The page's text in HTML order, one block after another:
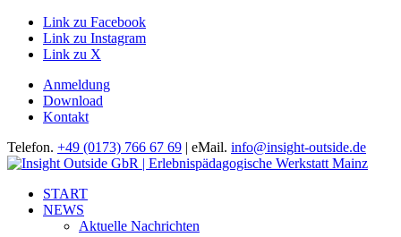
Link zu Facebook
Link zu Instagram
Link zu X
Anmeldung
Download
Kontakt
Telefon. +49 (0173) 766 67 69 | eMail. info@insight-outside.de
START
NEWS
Aktuelle Nachrichten